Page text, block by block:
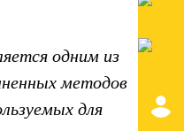
одним из
методов
для